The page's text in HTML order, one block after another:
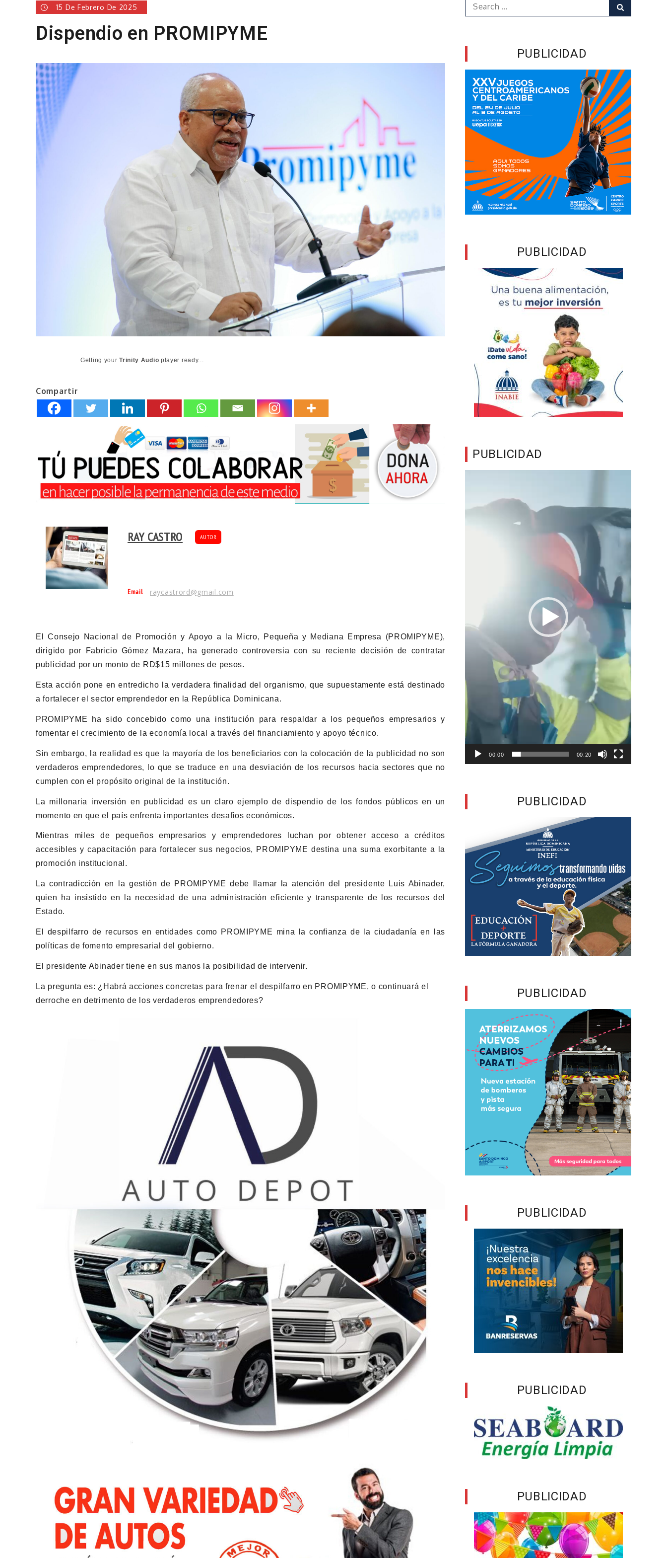
15 De Febrero De 2025
Dispendio en PROMIPYME
Getting yourTrinity Audio player ready...
Compartir
RAY CASTRO AUTOR
Email raycastrord@gmail.com
El Consejo Nacional de Promoción y Apoyo a la Micro, Pequeña y Mediana Empresa (PROMIPYME),
dirigido por Fabricio Gómez Mazara, ha generado controversia con su reciente decisión de contratar
publicidad por un monto de RD$15 millones de pesos.
Esta acción pone en entredicho la verdadera finalidad del organismo, que supuestamente está destinado
a fortalecer el sector emprendedor en la República Dominicana.
PROMIPYME ha sido concebido como una institución para respaldar a los pequeños empresarios y
fomentar el crecimiento de la economía local a través del financiamiento y apoyo técnico.
Sin embargo, la realidad es que la mayoría de los beneficiarios con la colocación de la publicidad no son
verdaderos emprendedores, lo que se traduce en una desviación de los recursos hacia sectores que no
cumplen con el propósito original de la institución.
La millonaria inversión en publicidad es un claro ejemplo de dispendio de los fondos públicos en un
momento en que el país enfrenta importantes desafíos económicos.
Mientras miles de pequeños empresarios y emprendedores luchan por obtener acceso a créditos
accesibles y capacitación para fortalecer sus negocios, PROMIPYME destina una suma exorbitante a la
promoción institucional.
La contradicción en la gestión de PROMIPYME debe llamar la atención del presidente Luis Abinader,
quien ha insistido en la necesidad de una administración eficiente y transparente de los recursos del
Estado.
El despilfarro de recursos en entidades como PROMIPYME mina la confianza de la ciudadanía en las
políticas de fomento empresarial del gobierno.
El presidente Abinader tiene en sus manos la posibilidad de intervenir.
La pregunta es: ¿Habrá acciones concretas para frenar el despilfarro en PROMIPYME, o continuará el
derroche en detrimento de los verdaderos emprendedores?
for:
PUBLICIDAD
PUBLICIDAD
PUBLICIDAD
00:00 00:20
PUBLICIDAD
PUBLICIDAD
PUBLICIDAD
PUBLICIDAD
PUBLICIDAD